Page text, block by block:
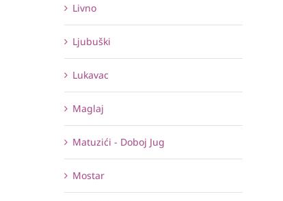
Livno
Ljubuški
Lukavac
Maglaj
Matuzići - Doboj Jug
Mostar